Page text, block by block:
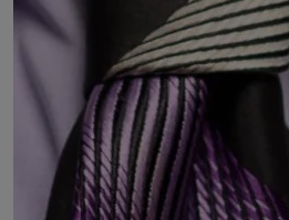
Accord entre :
les présidents de
Auvergne et associés
les présidents de
les présidents de